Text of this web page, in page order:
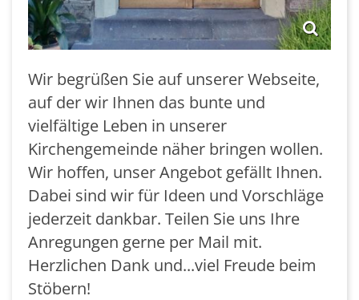
Wir begrüßen Sie auf unserer Webseite,
auf der wir Ihnen das bunte und
vielfältige Leben in unserer
Kirchengemeinde näher bringen wollen.
Wir hoffen, unser Angebot gefällt Ihnen.
Dabei sind wir für Ideen und Vorschläge
jederzeit dankbar. Teilen Sie uns Ihre
Anregungen gerne per Mail mit.
Herzlichen Dank und...viel Freude beim
Stöbern!